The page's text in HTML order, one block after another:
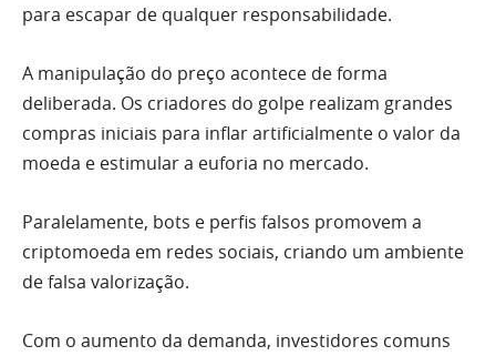
para escapar de qualquer responsabilidade.
A manipulação do preço acontece de forma
deliberada. Os criadores do golpe realizam grandes
compras iniciais para inflar artificialmente o valor da
moeda e estimular a euforia no mercado.
Paralelamente, bots e perfis falsos promovem a
criptomoeda em redes sociais, criando um ambiente
de falsa valorização.
Com o aumento da demanda, investidores comuns